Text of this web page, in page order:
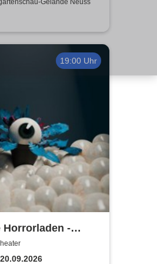
Gelände Neuss
19:00 Uhr
Horrorladen -
Alte Post und
Neuss